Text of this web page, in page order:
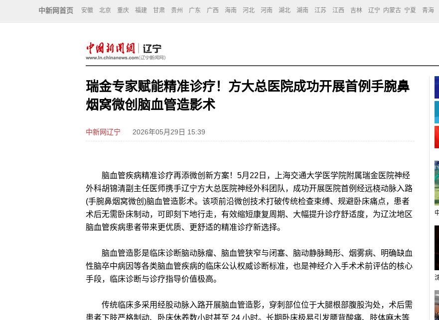
中新网首页 安徽 北京 重庆 福建 甘肃 贵州 广东 广西 海南 河北 河南 湖北 湖南 江苏 江西 吉林 辽宁 内蒙古 宁夏 青海
瑞金专家赋能精准诊疗！方大总医院成功开展首例手腕鼻
烟窝微创脑血管造影术
中新网辽宁 2026年05月29日 15:39
脑血管疾病精准诊疗再添微创新方案！5月22日，上海交通大学医学院附属瑞金医院神经
外科胡锦清副主任医师携手辽宁方大总医院神经外科团队，成功开展医院首例经远桡动脉入路
(手腕鼻烟窝微创)脑血管造影术。该项前沿微创技术打破传统检查束缚、规避卧床痛点，患者
术后无需卧床制动，可即刻下地行走，有效缩短康复周期、大幅提升诊疗舒适度，为辽沈地区
脑血管疾病患者带来更优质、更舒适的精准诊疗新选择。
脑血管造影是临床诊断脑动脉瘤、脑血管狭窄与闭塞、脑动静脉畸形、烟雾病、明确缺血
性脑卒中病因等各类脑血管疾病的临床公认权威诊断标准，也是神经介入手术术前评估的核心
手段，临床诊断与诊疗指导价值极高。
传统临床多采用经股动脉入路开展脑血管造影，穿刺部位位于大腿根部腹股沟处，术后需
患者下肢严格制动、卧床休养数小时甚至 24 小时。长期卧床极易引发腰背酸痛、肢体麻木等